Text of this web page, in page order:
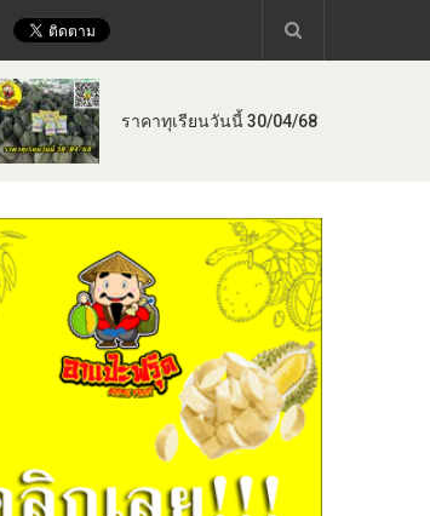
ราคาทุเรียนวันนี้ 30/04/68